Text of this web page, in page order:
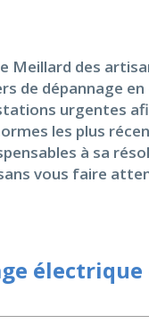
Meillard des
de dépannage
urgentes
les plus
à sa
vous faire